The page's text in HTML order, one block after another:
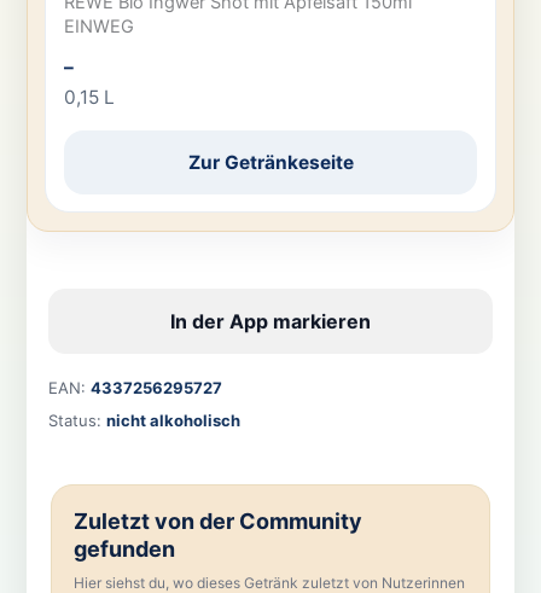
EINWEG
–
0,15 L
Zur Getränkeseite
In der App markieren
EAN: 4337256295727
Status: nicht alkoholisch
Zuletzt von der Community
gefunden
Hier siehst du, wo dieses Getränk zuletzt von Nutzerinnen